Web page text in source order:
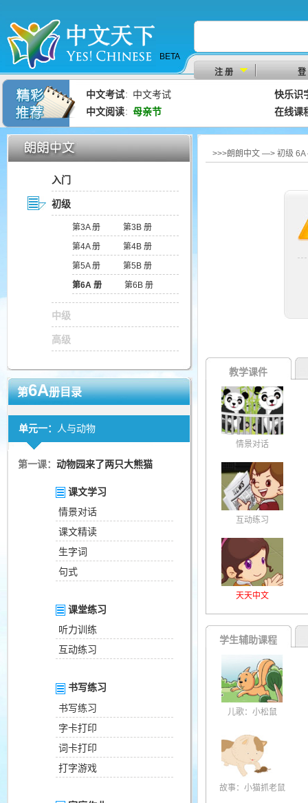
BETA
注 册
登
中文考试： 中文考试
快乐识
中文阅读： 母亲节 在线课
入门
初级
第3A 册
第3B 册
第4A 册
第4B 册
第5A 册
第5B 册
第6A 册
第6B 册
中级
高级
第6A册目录
单元一： 人与动物
第一课： 动物园来了两只大熊猫
课文学习
情景对话
课文精读
生字词
句式
课堂练习
听力训练
互动练习
书写练习
书写练习
字卡打印
词卡打印
打字游戏
>>>朗朗中文 —> 初级
教学课件
情景对话
互动练习
天天中文
学生辅助课程
儿歌：小松鼠
故事：小猫抓老鼠